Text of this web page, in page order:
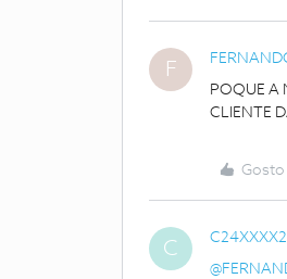
F
POQUE A
CLIENTE
Gosto
C